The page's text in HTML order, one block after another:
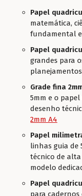
Papel
matemática,
fundamental e
Papel
grandes para
Grade fina
5mm e o
desenho
2mm A4
Papel
linhas guia de
técnico de alta
modelo
Papel
para cadernos